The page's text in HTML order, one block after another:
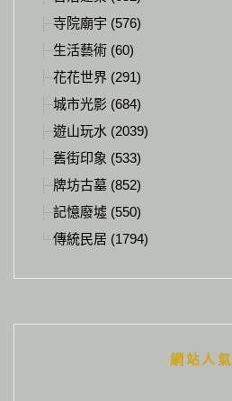
寺院廟宇 (576)
生活藝術 (60)
花花世界 (291)
城市光影 (684)
遊山玩水 (2039)
舊街印象 (533)
牌坊古墓 (852)
記憶廢墟 (550)
傳統民居 (1794)
網站人氣